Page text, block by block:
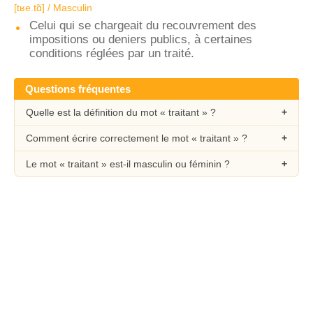
[tʁe.tɑ̃] / Masculin
Celui qui se chargeait du recouvrement des
impositions ou deniers publics, à certaines
conditions réglées par un traité.
Questions fréquentes
Quelle est la définition du mot « traitant » ?
Comment écrire correctement le mot « traitant » ?
Le mot « traitant » est-il masculin ou féminin ?